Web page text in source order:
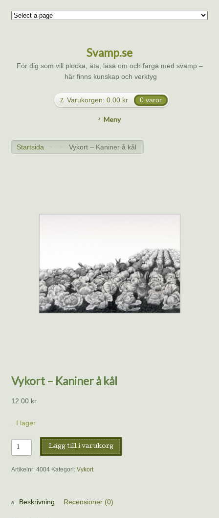
Svamp.se
För dig som vill plocka, äta, läsa om och färga med svamp –
här finns kunskap och verktyg
Varukorgen: 0.00 kr 0 varor
Meny
Startsida > > Vykort – Kaniner å kål
Vykort – Kaniner å kål
12.00 kr
I lager
Vykort
-
Kaniner
mängd
Lägg till i varukorg
Artikelnr: 4004 Kategori: Vykort
Beskrivning Recensioner (0)